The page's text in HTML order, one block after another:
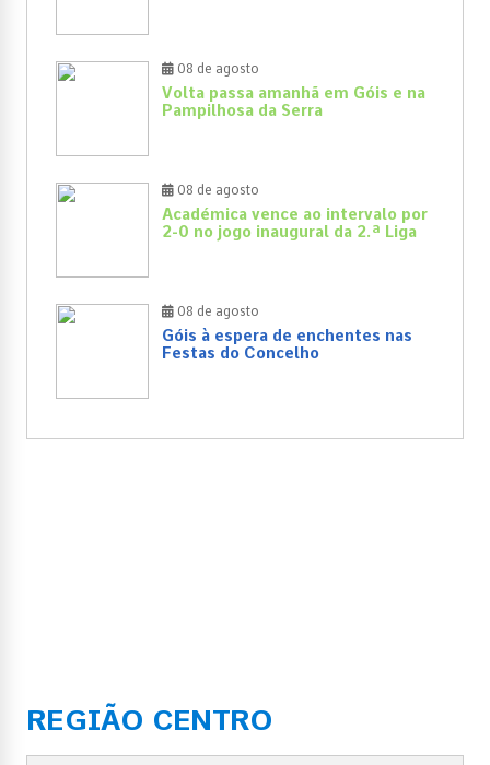
08 de agosto
Volta passa amanhã em Góis e na
Pampilhosa da Serra
08 de agosto
Académica vence ao intervalo por
2-0 no jogo inaugural da 2.ª Liga
08 de agosto
Góis à espera de enchentes nas
Festas do Concelho
REGIÃO CENTRO